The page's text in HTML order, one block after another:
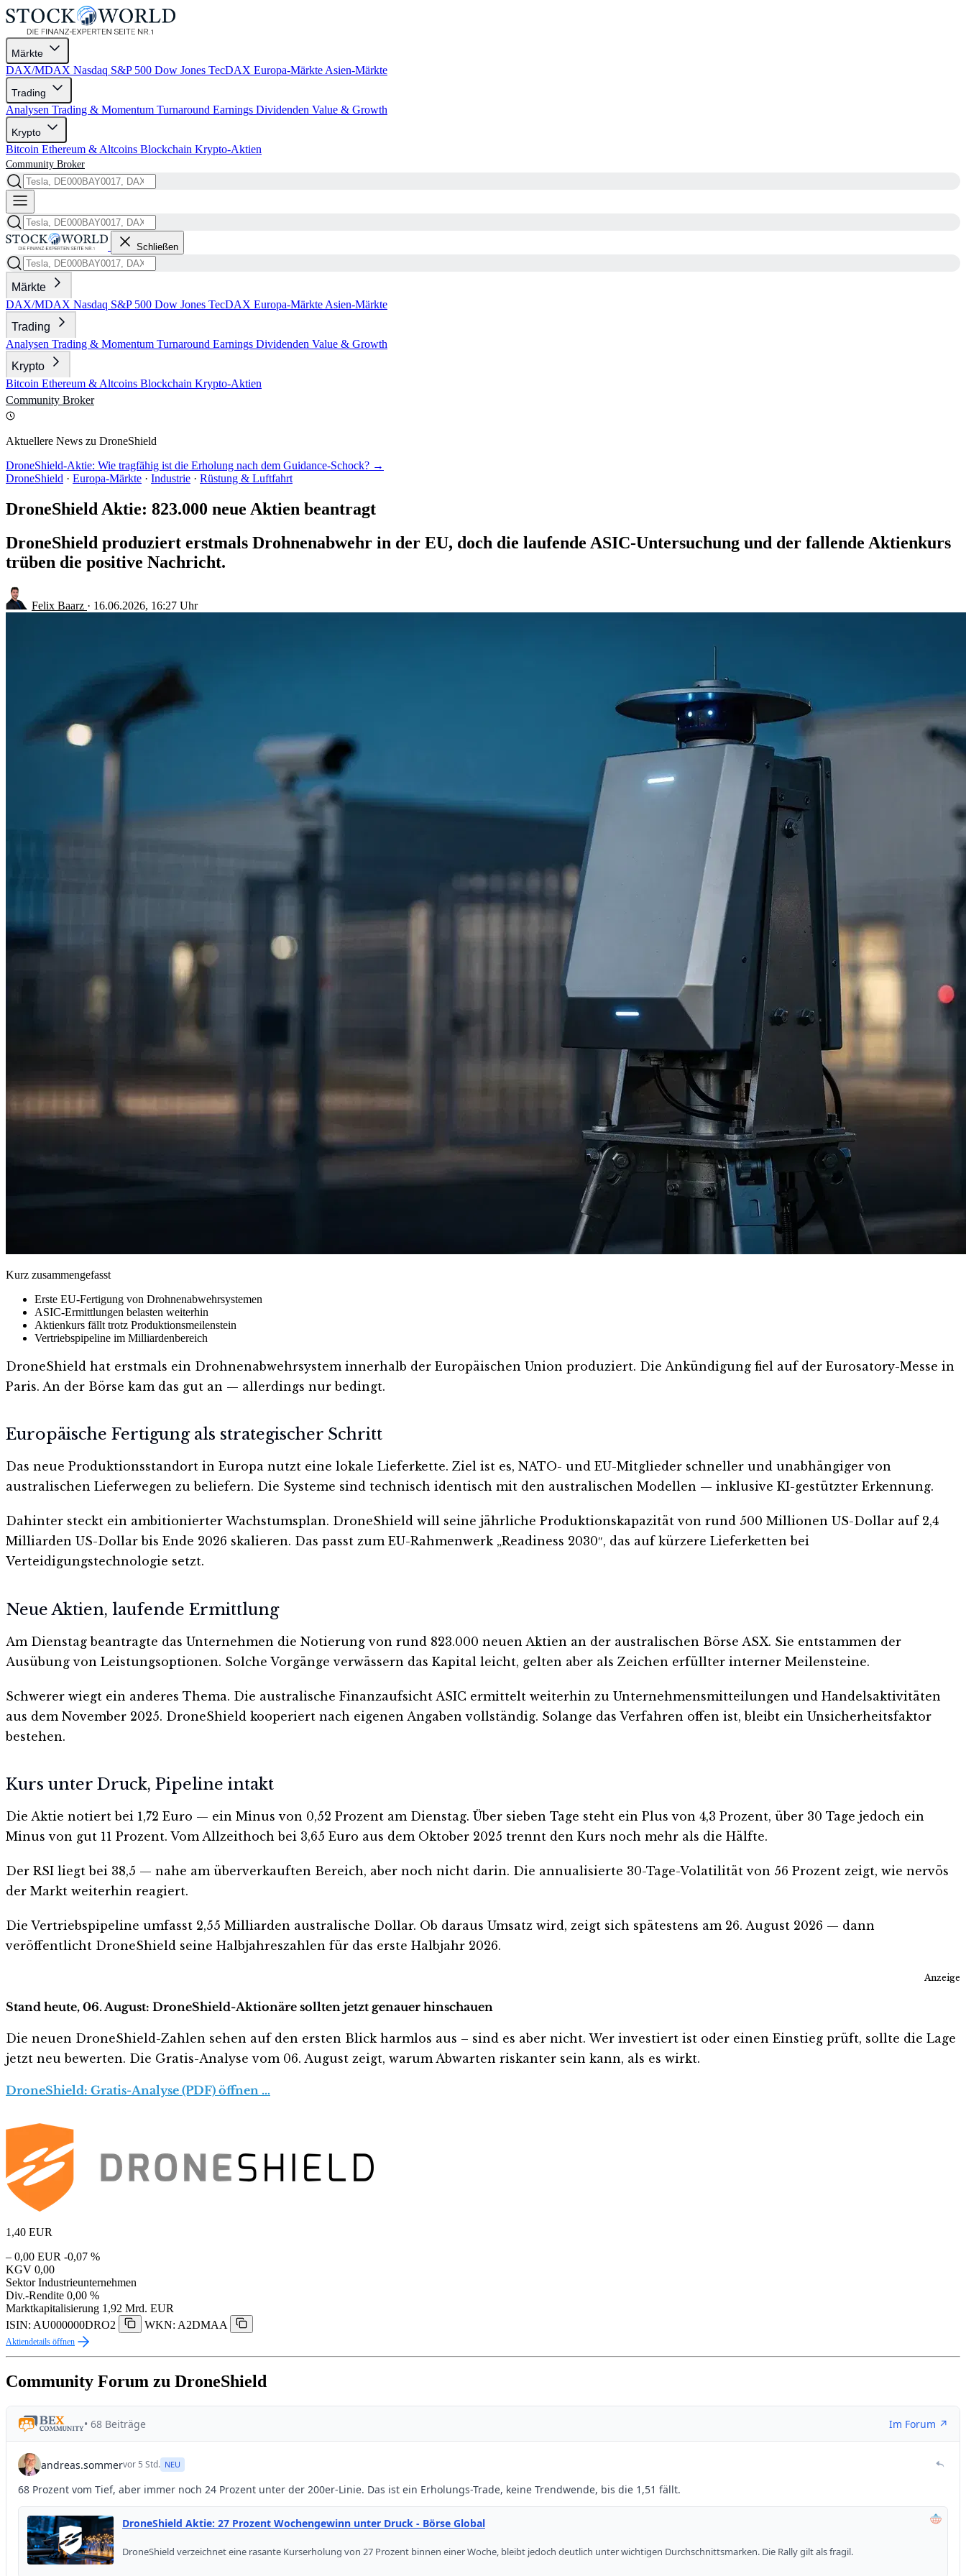
Märkte
DAX/MDAX Nasdaq S&P 500 Dow Jones TecDAX Europa-Märkte Asien-Märkte
Trading
Analysen Trading & Momentum Turnaround Earnings Dividenden Value & Growth
Krypto
Bitcoin Ethereum & Altcoins Blockchain Krypto-Aktien
Community Broker
Schließen
Märkte
DAX/MDAX Nasdaq S&P 500 Dow Jones TecDAX Europa-Märkte Asien-Märkte
Trading
Analysen Trading & Momentum Turnaround Earnings Dividenden Value & Growth
Krypto
Bitcoin Ethereum & Altcoins Blockchain Krypto-Aktien
Community Broker
Aktuellere News zu DroneShield
DroneShield-Aktie: Wie tragfähig ist die Erholung nach dem Guidance-Schock? →
DroneShield · Europa-Märkte · Industrie · Rüstung & Luftfahrt
DroneShield Aktie: 823.000 neue Aktien beantragt
DroneShield produziert erstmals Drohnenabwehr in der EU, doch die laufende ASIC-Untersuchung und der fallende Aktienkurs
trüben die positive Nachricht.
Felix Baarz · 16.06.2026, 16:27 Uhr
Kurz zusammengefasst
Erste EU-Fertigung von Drohnenabwehrsystemen
ASIC-Ermittlungen belasten weiterhin
Aktienkurs fällt trotz Produktionsmeilenstein
Vertriebspipeline im Milliardenbereich
DroneShield hat erstmals ein Drohnenabwehrsystem innerhalb der Europäischen Union produziert. Die Ankündigung fiel auf der Eurosatory-Messe in
Paris. An der Börse kam das gut an — allerdings nur bedingt.
Europäische Fertigung als strategischer Schritt
Das neue Produktionsstandort in Europa nutzt eine lokale Lieferkette. Ziel ist es, NATO- und EU-Mitglieder schneller und unabhängiger von
australischen Lieferwegen zu beliefern. Die Systeme sind technisch identisch mit den australischen Modellen — inklusive KI-gestützter Erkennung.
Dahinter steckt ein ambitionierter Wachstumsplan. DroneShield will seine jährliche Produktionskapazität von rund 500 Millionen US-Dollar auf 2,4
Milliarden US-Dollar bis Ende 2026 skalieren. Das passt zum EU-Rahmenwerk „Readiness 2030″, das auf kürzere Lieferketten bei
Verteidigungstechnologie setzt.
Neue Aktien, laufende Ermittlung
Am Dienstag beantragte das Unternehmen die Notierung von rund 823.000 neuen Aktien an der australischen Börse ASX. Sie entstammen der
Ausübung von Leistungsoptionen. Solche Vorgänge verwässern das Kapital leicht, gelten aber als Zeichen erfüllter interner Meilensteine.
Schwerer wiegt ein anderes Thema. Die australische Finanzaufsicht ASIC ermittelt weiterhin zu Unternehmensmitteilungen und Handelsaktivitäten
aus dem November 2025. DroneShield kooperiert nach eigenen Angaben vollständig. Solange das Verfahren offen ist, bleibt ein Unsicherheitsfaktor
bestehen.
Kurs unter Druck, Pipeline intakt
Die Aktie notiert bei 1,72 Euro — ein Minus von 0,52 Prozent am Dienstag. Über sieben Tage steht ein Plus von 4,3 Prozent, über 30 Tage jedoch ein
Minus von gut 11 Prozent. Vom Allzeithoch bei 3,65 Euro aus dem Oktober 2025 trennt den Kurs noch mehr als die Hälfte.
Der RSI liegt bei 38,5 — nahe am überverkauften Bereich, aber noch nicht darin. Die annualisierte 30-Tage-Volatilität von 56 Prozent zeigt, wie nervös
der Markt weiterhin reagiert.
Die Vertriebspipeline umfasst 2,55 Milliarden australische Dollar. Ob daraus Umsatz wird, zeigt sich spätestens am 26. August 2026 — dann
veröffentlicht DroneShield seine Halbjahreszahlen für das erste Halbjahr 2026.
Anzeige
Stand heute, 06. August: DroneShield-Aktionäre sollten jetzt genauer hinschauen
Die neuen DroneShield-Zahlen sehen auf den ersten Blick harmlos aus – sind es aber nicht. Wer investiert ist oder einen Einstieg prüft, sollte die Lage
jetzt neu bewerten. Die Gratis-Analyse vom 06. August zeigt, warum Abwarten riskanter sein kann, als es wirkt.
DroneShield: Gratis-Analyse (PDF) öffnen …
1,40 EUR
– 0,00 EUR -0,07 %
KGV 0,00
Sektor Industrieunternehmen
Div.-Rendite 0,00 %
Marktkapitalisierung 1,92 Mrd. EUR
ISIN: AU000000DRO2
WKN: A2DMAA
Aktiendetails öffnen
Community Forum zu DroneShield